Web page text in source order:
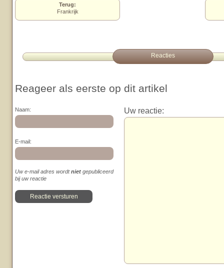
Terug:
Frankrijk
Reacties
Reageer als eerste op dit artikel
Naam:
E-mail:
Uw e-mail adres wordtniet gepubliceerd
bij uw reactie
Uw reactie: